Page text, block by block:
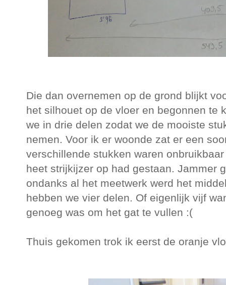
Die dan overnemen op de grond blijkt
het silhouet op de vloer en begonnen te
we in drie delen zodat we de mooiste
nemen. Voor ik er woonde zat er een
verschillende stukken waren
heet strijkijzer op had gestaan. Jammer
ondanks al het meetwerk werd het
hebben we vier delen. Of eigenlijk vijf
genoeg was om het gat te vullen :(
Thuis gekomen trok ik eerst de oranje